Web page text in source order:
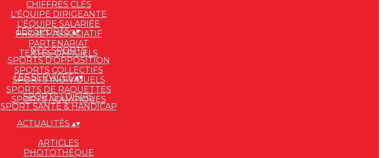
CHIFFRES CLÉS
L'ÉQUIPE DIRIGEANTE
L'ÉQUIPE SALARIÉE
PROJET ASSOCIATIF
PARTENARIAT
TEXTES OFFICIELS
LES SPORTS▴▾
NOS SPORTS
SPORTS D'OPPOSITION
SPORTS COLLECTIFS
SPORTS INDIVIDUELS
SPORTS DE RAQUETTES
SPORTS AQUATIQUES
LES SERVICES▴▾
SPORTS LOISIRS
SPORT SANTÉ & HANDICAP
ACTUALITÉS ▴▾
ARTICLES
PHOTOTHÈQUE